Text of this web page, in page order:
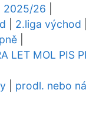
2025/26
2.liga východ
LET MOL PIS
prodl. nebo